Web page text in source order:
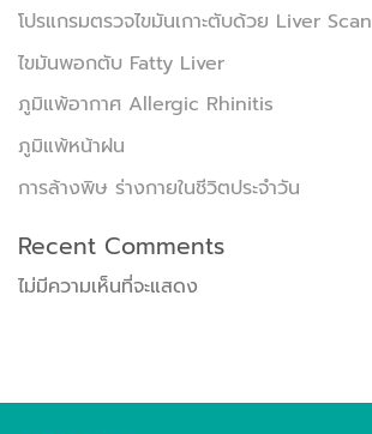
โปรแกรมตรวจไขมันเกาะตับด้วย Liver Scan
ไขมันพอกตับ Fatty Liver
ภูมิแพ้อากาศ Allergic Rhinitis
ภูมิแพ้หน้าฝน
การล้างพิษ ร่างกายในชีวิตประจำวัน
Recent Comments
ไม่มีความเห็นที่จะแสดง